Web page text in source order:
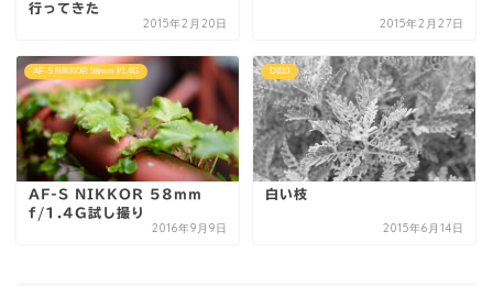
行ってきた
2015年2月20日 2015年2月27日
AF-S NIKKOR 58mm f/1.4G
AF-S NIKKOR 58mm
f/1.4G試し撮り
2016年9月9日
D810
白い枝
2015年6月14日